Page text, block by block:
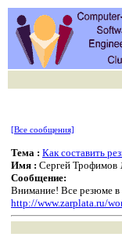
[Все сообщения]
Тема : Как составить
Имя : Сергей Трофимов
Сообщение:
Внимание! Все резюме в
http://www.zarplata.ru/